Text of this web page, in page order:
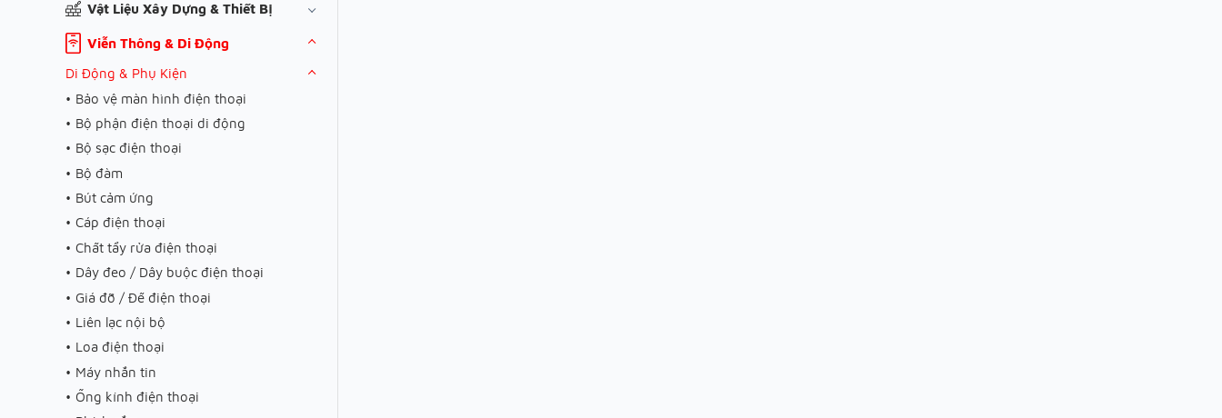
Vật Liệu Xây Dựng & Thiết Bị
Viễn Thông & Di Động
Di Động & Phụ Kiện
Bảo vệ màn hình điện thoại
Bộ phận điện thoại di động
Bộ sạc điện thoại
Bộ đàm
Bút cảm ứng
Cáp điện thoại
Chất tẩy rửa điện thoại
Dây đeo / Dây buộc điện thoại
Giá đỡ / Đế điện thoại
Liên lạc nội bộ
Loa điện thoại
Máy nhắn tin
Ống kính điện thoại